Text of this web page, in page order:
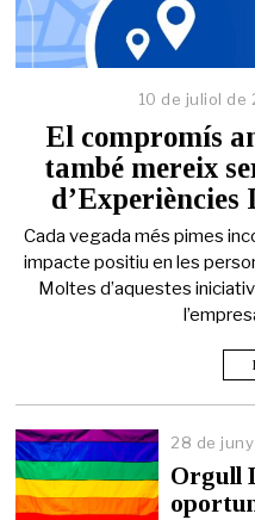
10 de juliol de
El compromís
també mereix
d’Experiències
Cada vegada més pimes
impacte positiu en les
Moltes d’aquestes
28 de
Orgull